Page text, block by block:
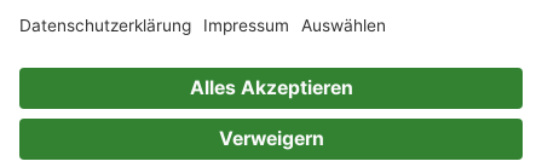
Immer ein gutes Buch